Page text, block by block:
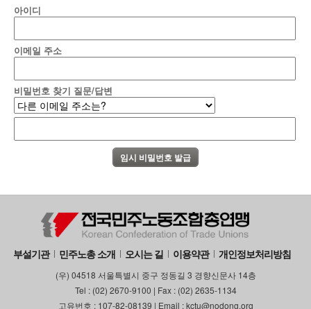
아이디
이메일 주소
비밀번호 찾기 질문/답변
부설기관 민주노총 소개 오시는 길 이용약관 개인정보처리방침
(우) 04518 서울특별시 중구 정동길 3 경향신문사 14층
Tel : (02) 2670-9100 | Fax : (02) 2635-1134
고유번호 : 107-82-08139 | Email : kctu@nodong.org